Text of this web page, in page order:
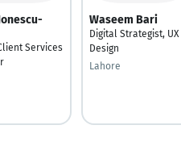
Services
Waseem Bari
Digital Strategist, UX
Design
Lahore